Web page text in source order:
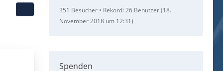
351 Besucher Rekord: 26 Benutzer (18.
November 2018 um 12:31)
Spenden